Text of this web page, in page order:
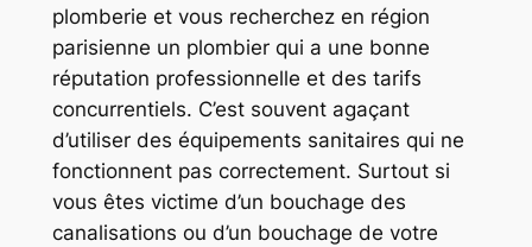
plomberie et vous recherchez en région
parisienne un plombier qui a une bonne
réputation professionnelle et des tarifs
concurrentiels. C’est souvent agaçant
d’utiliser des équipements sanitaires qui ne
fonctionnent pas correctement. Surtout si
vous êtes victime d’un bouchage des
canalisations ou d’un bouchage de votre